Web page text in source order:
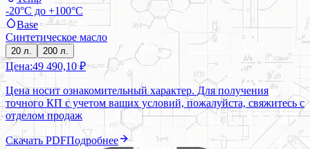
-20°C до +100°C
Base
Синтетическое масло
20 л. 200 л.
Цена:49 490,10 ₽
Цена носит ознакомительный характер. Для получения
точного КП с учетом ваших условий, пожалуйста, свяжитесь с
отделом продаж
Скачать PDFПодробнее